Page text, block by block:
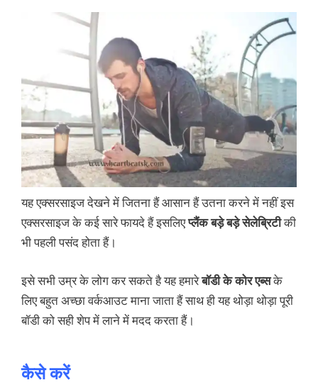
यह एक्सरसाइज देखने में जितना हैं आसान हैं उतना करने में नहीं इस
एक्सरसाइज के कई सारे फायदे हैं इसलिएप्लैंक बड़े बड़े सेलेब्रिटीकी
भी पहली पसंद होता हैं।
इसे सभी उम्र के लोग कर सकते है यह हमारेबॉडी के कोर एब्सके
लिए बहुत अच्छा वर्कआउट माना जाता हैं साथ ही यह थोड़ा थोड़ा पूरी
बॉडी को सही शेप में लाने में मदद करता हैं।
कैसे करें